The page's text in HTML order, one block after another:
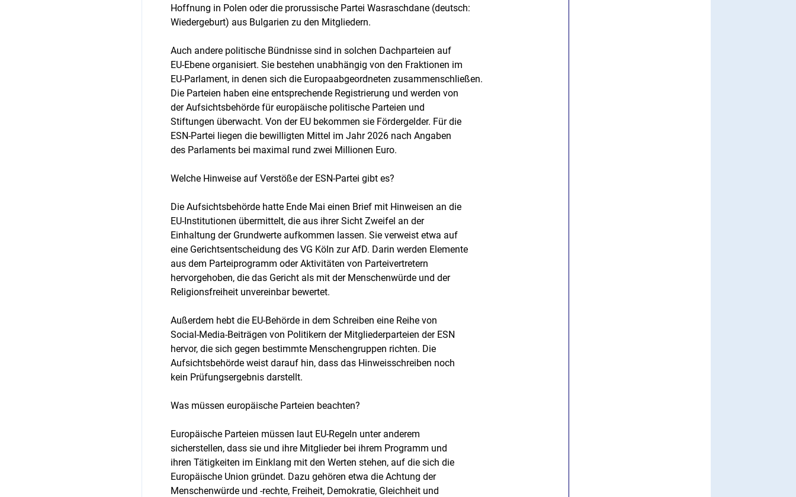
Hoffnung in Polen oder die prorussische Partei Wasraschdane (deutsch:
Wiedergeburt) aus Bulgarien zu den Mitgliedern.
Auch andere politische Bündnisse sind in solchen Dachparteien auf
EU-Ebene organisiert. Sie bestehen unabhängig von den Fraktionen im
EU-Parlament, in denen sich die Europaabgeordneten zusammenschließen.
Die Parteien haben eine entsprechende Registrierung und werden von
der Aufsichtsbehörde für europäische politische Parteien und
Stiftungen überwacht. Von der EU bekommen sie Fördergelder. Für die
ESN-Partei liegen die bewilligten Mittel im Jahr 2026 nach Angaben
des Parlaments bei maximal rund zwei Millionen Euro.
Welche Hinweise auf Verstöße der ESN-Partei gibt es?
Die Aufsichtsbehörde hatte Ende Mai einen Brief mit Hinweisen an die
EU-Institutionen übermittelt, die aus ihrer Sicht Zweifel an der
Einhaltung der Grundwerte aufkommen lassen. Sie verweist etwa auf
eine Gerichtsentscheidung des VG Köln zur AfD. Darin werden Elemente
aus dem Parteiprogramm oder Aktivitäten von Parteivertretern
hervorgehoben, die das Gericht als mit der Menschenwürde und der
Religionsfreiheit unvereinbar bewertet.
Außerdem hebt die EU-Behörde in dem Schreiben eine Reihe von
Social-Media-Beiträgen von Politikern der Mitgliederparteien der ESN
hervor, die sich gegen bestimmte Menschengruppen richten. Die
Aufsichtsbehörde weist darauf hin, dass das Hinweisschreiben noch
kein Prüfungsergebnis darstellt.
Was müssen europäische Parteien beachten?
Europäische Parteien müssen laut EU-Regeln unter anderem
sicherstellen, dass sie und ihre Mitglieder bei ihrem Programm und
ihren Tätigkeiten im Einklang mit den Werten stehen, auf die sich die
Europäische Union gründet. Dazu gehören etwa die Achtung der
Menschenwürde und -rechte, Freiheit, Demokratie, Gleichheit und